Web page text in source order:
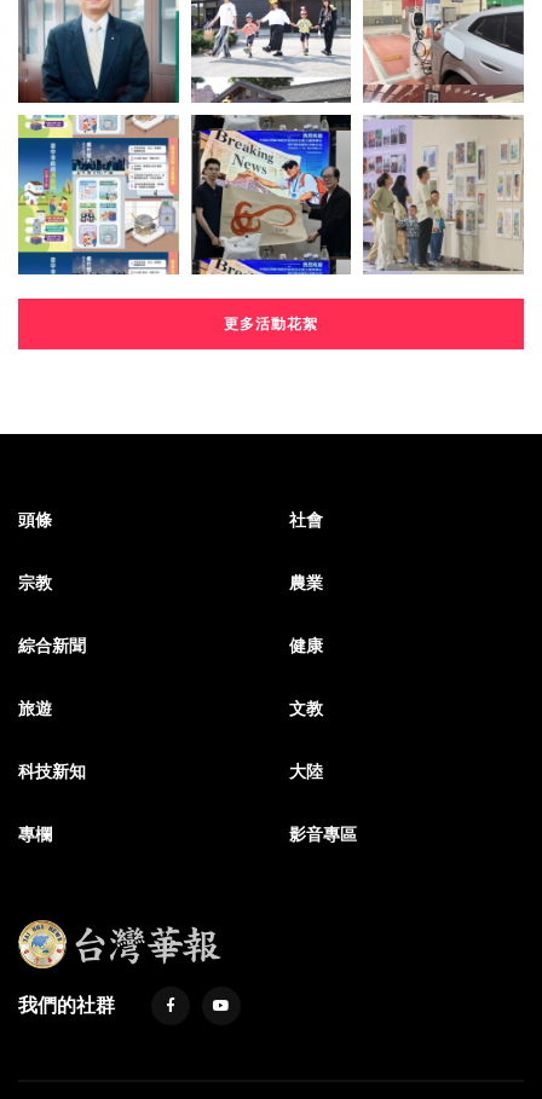
更多活動花絮
頭條 社會
宗教 農業
綜合新聞 健康
旅遊 文教
科技新知 大陸
專欄 影音專區
我們的社群